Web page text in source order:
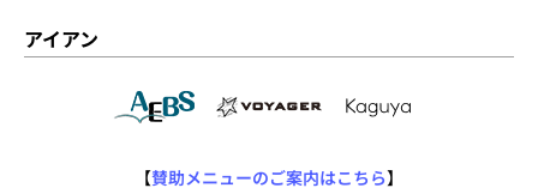
アイアン
【賛助メニューのご案内はこちら】